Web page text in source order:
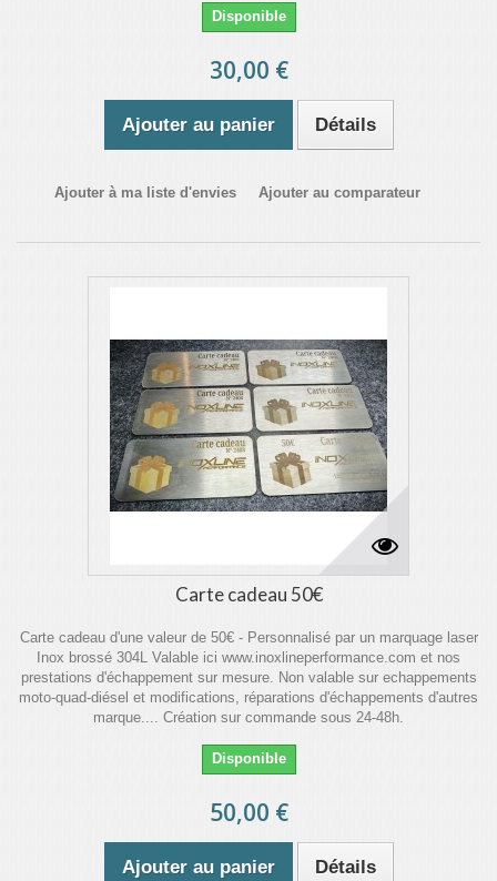
Disponible
30,00 €
Ajouter au panier Détails
Ajouter à ma liste d'envies Ajouter au comparateur
Carte cadeau 50€
Carte cadeau d'une valeur de 50€ - Personnalisé par un marquage laser
Inox brossé 304L Valable ici www.inoxlineperformance.com et nos
prestations d'échappement sur mesure. Non valable sur echappements
moto-quad-diésel et modifications, réparations d'échappements d'autres
marque.... Création sur commande sous 24-48h.
Disponible
50,00 €
Ajouter au panier Détails